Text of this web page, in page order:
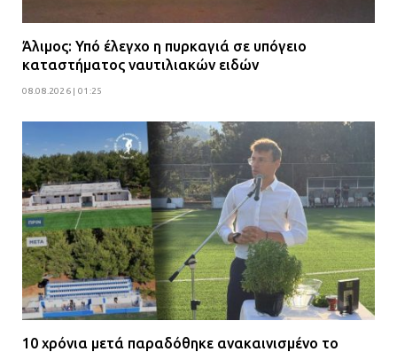
Άλιμος: Υπό έλεγχο η πυρκαγιά σε υπόγειο
καταστήματος ναυτιλιακών ειδών
08.08.2026 | 01:25
10 χρόνια μετά παραδόθηκε ανακαινισμένο το